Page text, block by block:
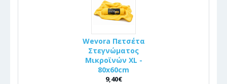
Wevora Πετσέτα
Στεγνώματος
Μικροϊνών XL -
80x60cm
9,40€